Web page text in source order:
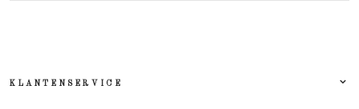
KLANTENSERVICE